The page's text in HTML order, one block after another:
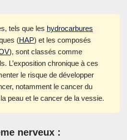
tels que les hydrocarbures
(HAP) et les composés
), sont classés comme
L’exposition chronique à ces
le risque de développer
notamment le cancer du
peau et le cancer de la vessie.
nerveux :